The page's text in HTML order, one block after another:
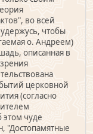
во всей
чтобы
о. Андреем)
описанная в
церковной
(согласно
этом чуде
"Достопамятные